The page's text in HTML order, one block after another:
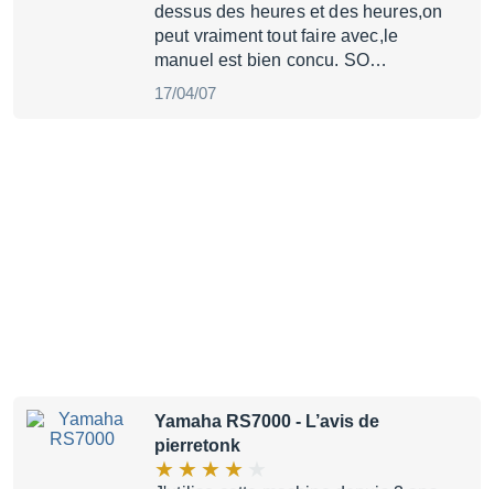
dessus des heures et des heures,on
peut vraiment tout faire avec,le
manuel est bien concu. SO…
17/04/07
Yamaha RS7000 - L’avis de
pierretonk